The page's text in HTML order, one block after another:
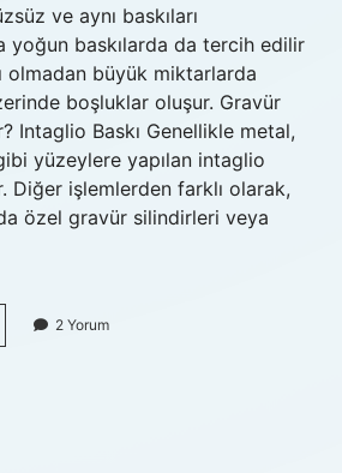
ve aynı baskıları
yoğun baskılarda da tercih edilir
olmadan büyük miktarlarda
boşluklar oluşur. Gravür
Intaglio Baskı Genellikle metal,
yüzeylere yapılan intaglio
Diğer işlemlerden farklı olarak,
özel gravür silindirleri veya
2 Yorum